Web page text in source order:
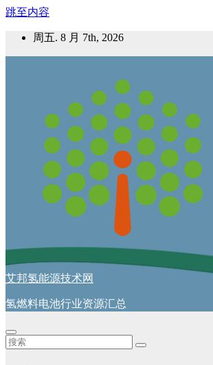
跳至内容
周五. 8 月 7th, 2026
艾邦氢能源技术网
氢燃料电池行业资源汇总